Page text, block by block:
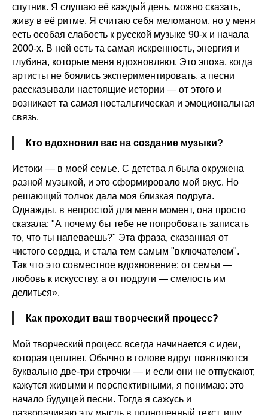
спутник. Я слушаю её каждый день, можно сказать,
живу в её ритме. Я считаю себя меломаном, но у меня
есть особая слабость к русской музыке 90-х и начала
2000-х. В ней есть та самая искренность, энергия и
глубина, которые меня вдохновляют. Это эпоха, когда
артисты не боялись экспериментировать, а песни
рассказывали настоящие истории — от этого и
возникает та самая ностальгическая и эмоциональная
связь.
Кто вдохновил вас на создание музыки?
Истоки — в моей семье. С детства я была окружена
разной музыкой, и это сформировало мой вкус. Но
решающий толчок дала моя близкая подруга.
Однажды, в непростой для меня момент, она просто
сказала: "А почему бы тебе не попробовать записать
то, что ты напеваешь?" Эта фраза, сказанная от
чистого сердца, и стала тем самым "включателем".
Так что это совместное вдохновение: от семьи —
любовь к искусству, а от подруги — смелость им
делиться».
Как проходит ваш творческий процесс?
Мой творческий процесс всегда начинается с идеи,
которая цепляет. Обычно в голове вдруг появляются
буквально две-три строчки — и если они не отпускают,
кажутся живыми и перспективными, я понимаю: это
начало будущей песни. Тогда я сажусь и
разворачиваю эту мысль в полноценный текст, ищу